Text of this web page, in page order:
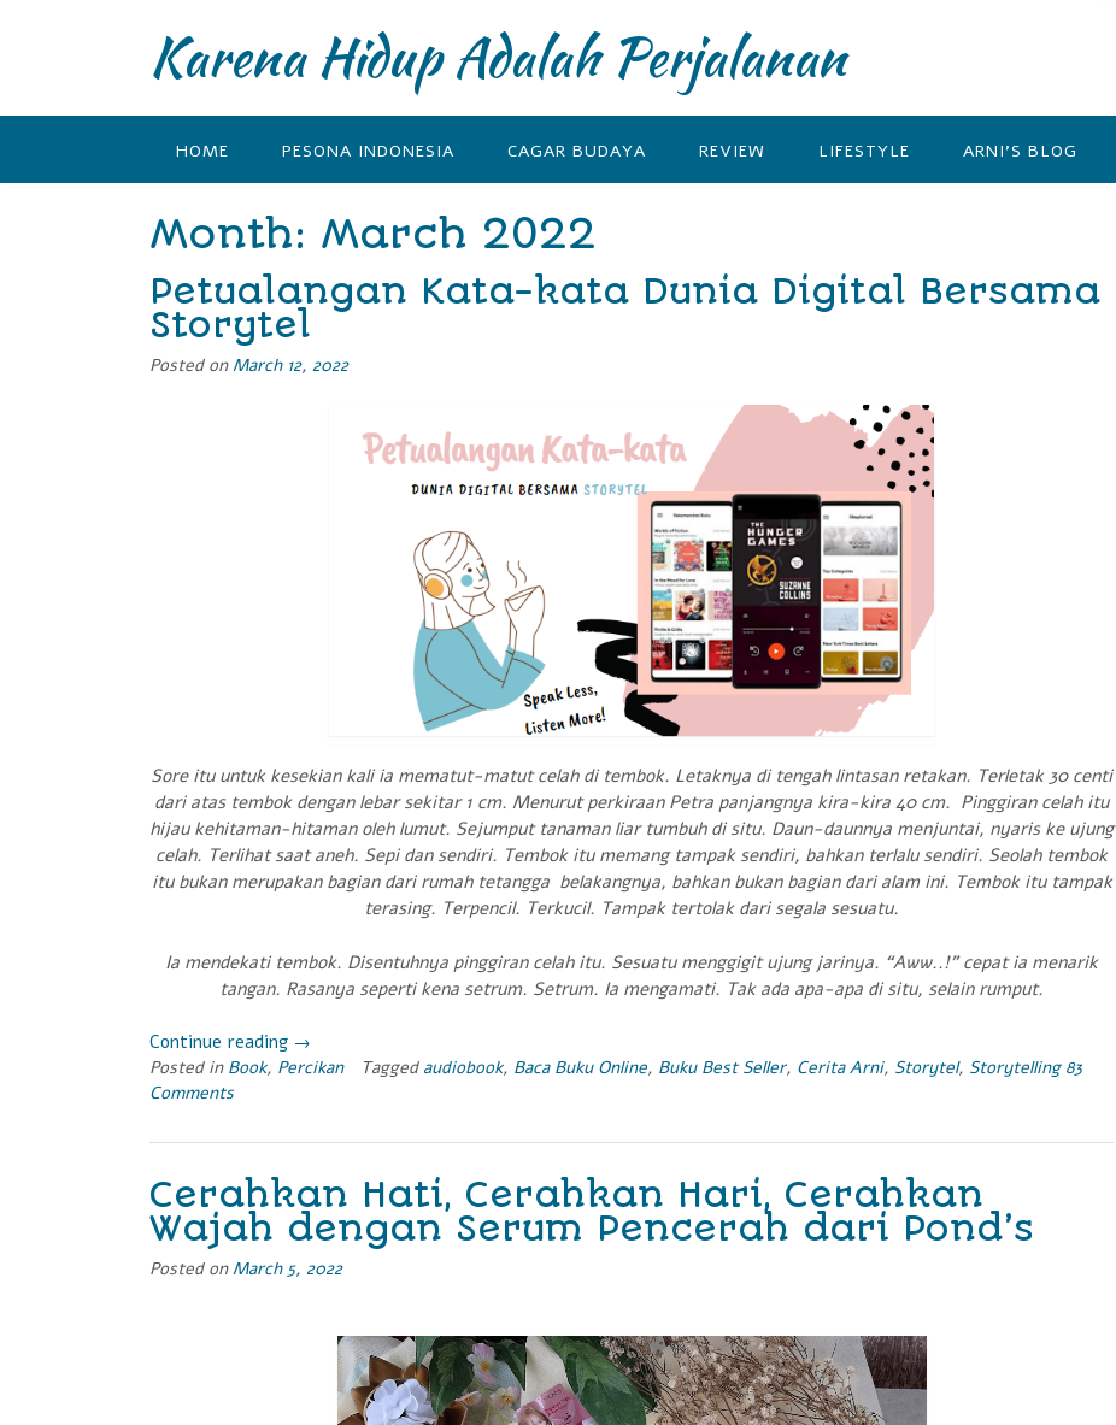
Karena Hidup Adalah Perjalanan
HOME PESONA INDONESIA CAGAR BUDAYA REVIEW LIFESTYLE ARNI’S BLOG
Month: March 2022
Petualangan Kata-kata Dunia Digital Bersama
Storytel
Posted onMarch 12, 2022
Sore itu untuk kesekian kali ia mematut-matut celah di tembok. Letaknya di tengah lintasan retakan. Terletak 30 centi
dari atas tembok dengan lebar sekitar 1 cm. Menurut perkiraan Petra panjangnya kira-kira 40 cm. Pinggiran celah itu
hijau kehitaman-hitaman oleh lumut. Sejumput tanaman liar tumbuh di situ. Daun-daunnya menjuntai, nyaris ke ujung
celah. Terlihat saat aneh. Sepi dan sendiri. Tembok itu memang tampak sendiri, bahkan terlalu sendiri. Seolah tembok
itu bukan merupakan bagian dari rumah tetangga belakangnya, bahkan bukan bagian dari alam ini. Tembok itu tampak
terasing. Terpencil. Terkucil. Tampak tertolak dari segala sesuatu.
Ia mendekati tembok. Disentuhnya pinggiran celah itu. Sesuatu menggigit ujung jarinya. “Aww..!” cepat ia menarik
tangan. Rasanya seperti kena setrum. Setrum. Ia mengamati. Tak ada apa-apa di situ, selain rumput.
Continue reading “Petualangan
Kata-
Digital
Storytel”
→
Posted in Book, Percikan Tagged audiobook, Baca Buku Online, Buku Best Seller, Cerita Arni, Storytel, Storytelling 83
Comments
Cerahkan Hati, Cerahkan Hari, Cerahkan
Wajah dengan Serum Pencerah dari Pond’s
Posted onMarch 5, 2022